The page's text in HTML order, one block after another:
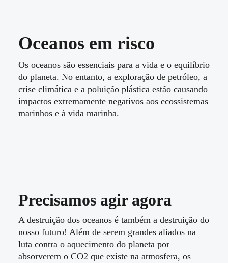
Oceanos em risco
Os oceanos são essenciais para a vida e o equilíbrio
do planeta. No entanto, a exploração de petróleo, a
crise climática e a poluição plástica estão causando
impactos extremamente negativos aos ecossistemas
marinhos e à vida marinha.
Precisamos agir agora
A destruição dos oceanos é também a destruição do
nosso futuro! Além de serem grandes aliados na
luta contra o aquecimento do planeta por
absorverem o CO2 que existe na atmosfera, os